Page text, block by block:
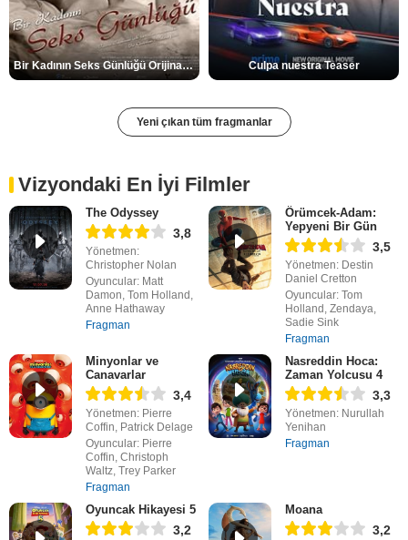
Bir Kadının Seks Günlüğü Orijinal Fragman Culpa nuestra Teaser
Yeni çıkan tüm fragmanlar
Vizyondaki En İyi Filmler
The Odyssey
3,8
Yönetmen:
Christopher Nolan
Oyuncular: Matt
Damon, Tom Holland,
Anne Hathaway
Fragman
Örümcek-Adam:
Yepyeni Bir Gün
3,5
Yönetmen: Destin
Daniel Cretton
Oyuncular: Tom
Holland, Zendaya,
Sadie Sink
Fragman
Minyonlar ve
Canavarlar
3,4
Yönetmen: Pierre
Coffin, Patrick Delage
Oyuncular: Pierre
Coffin, Christoph
Waltz, Trey Parker
Fragman
Nasreddin Hoca:
Zaman Yolcusu 4
3,3
Yönetmen: Nurullah
Yenihan
Fragman
Oyuncak Hikayesi 5
3,2
Moana
3,2